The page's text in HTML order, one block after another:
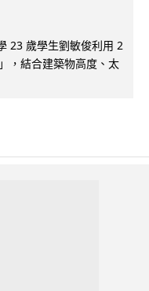
23 歲學生劉敏俊利用 2
，結合建築物高度、太